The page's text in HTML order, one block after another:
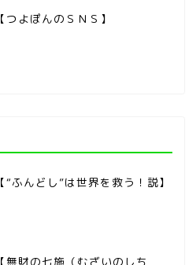
【つよぽんのＳＮＳ】
【“ふんどし”は世界を救う！説】
【無財の七施（むざいのしち